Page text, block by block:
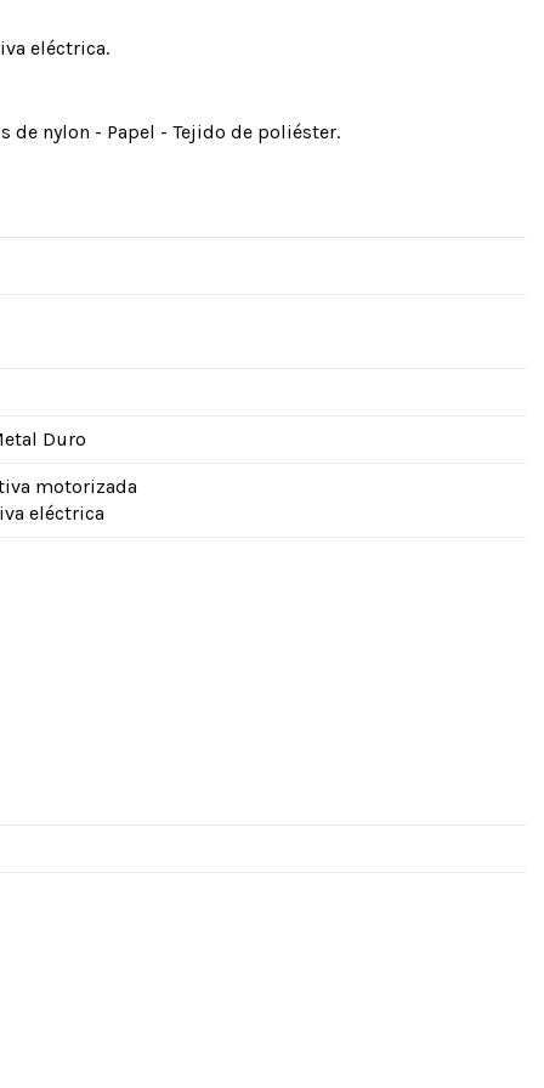
eléctrica.
nylon - Papel - Tejido de poliéster.
Duro
motorizada
eléctrica